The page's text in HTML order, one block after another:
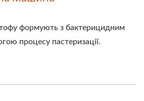
формують з бактерицидним
процесу пастеризації.